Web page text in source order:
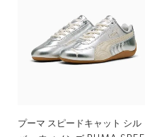
プーマ スピードキャット シル